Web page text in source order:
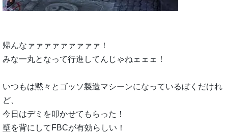
帰んなァァァァァァァァァ！
みな一丸となって行進してんじゃねェェェ！
いつもは黙々とゴッソ製造マシーンになっているぼくだけれ
ど、
今日はデミを叩かせてもらった！
壁を背にしてFBCが有効らしい！